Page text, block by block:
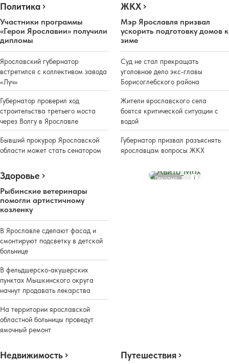
Политика
Участники программы
«Герои Ярославии» получили
дипломы
Ярославский губернатор
встретился с коллективом завода
«Луч»
Губернатор проверил ход
строительства третьего моста
через Волгу в Ярославле
Бывший прокурор Ярославской
области может стать сенатором
ЖКХ
Мэр Ярославля призвал
ускорить подготовку домов к
зиме
Суд не стал прекращать
уголовное дело экс-главы
Борисоглебского района
Жители ярославского села
боятся критической ситуации с
водой
Губернатор призвал разъяснять
ярославцам вопросы ЖКХ
Здоровье
Рыбинские ветеринары
помогли артистичному
козленку
В Ярославле сделают фасад и
смонтируют подсветку в детской
больнице
В фельдшерско-акушерских
пунктах Мышкинского округа
начнут продавать лекарства
На территории ярославской
областной больницы проведут
ямочный ремонт
Реклама
Недвижимость Путешествия